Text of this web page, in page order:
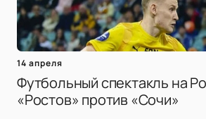
14 апреля
Футбольный спектакль на
«Ростов» против «Сочи»